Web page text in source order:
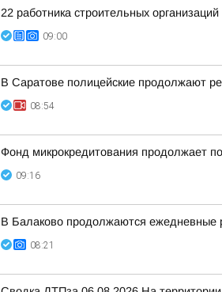
22 работника строительных
09:00
В Саратове полицейские продолжают
08:54
Фонд микрокредитования продолжает
09:16
В Балаково продолжаются ежедневные
08:21